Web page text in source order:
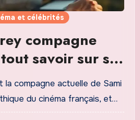
et célébrités
compagne
savoir sur sa
privée
la compagne actuelle de Sami
du cinéma français, et…